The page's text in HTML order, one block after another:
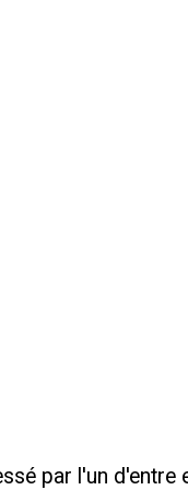
par l'un d'entre